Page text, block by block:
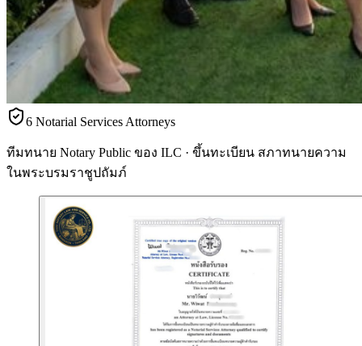
6 Notarial Services Attorneys
ทีมทนาย Notary Public ของ ILC · ขึ้นทะเบียน สภาทนายความ
ในพระบรมราชูปถัมภ์